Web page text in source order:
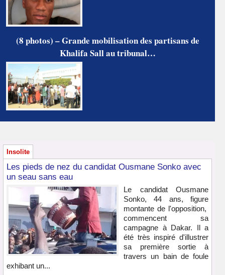
(8 photos) – Grande mobilisation des partisans de
Khalifa Sall au tribunal…
Insolite
Les pieds de nez du candidat Ousmane Sonko avec
un seau sans eau
Le candidat Ousmane
Sonko, 44 ans, figure
montante de l'opposition,
commencent sa
campagne à Dakar. Il a
été très inspiré d'illustrer
sa première sortie à
travers un bain de foule
exhibant un...